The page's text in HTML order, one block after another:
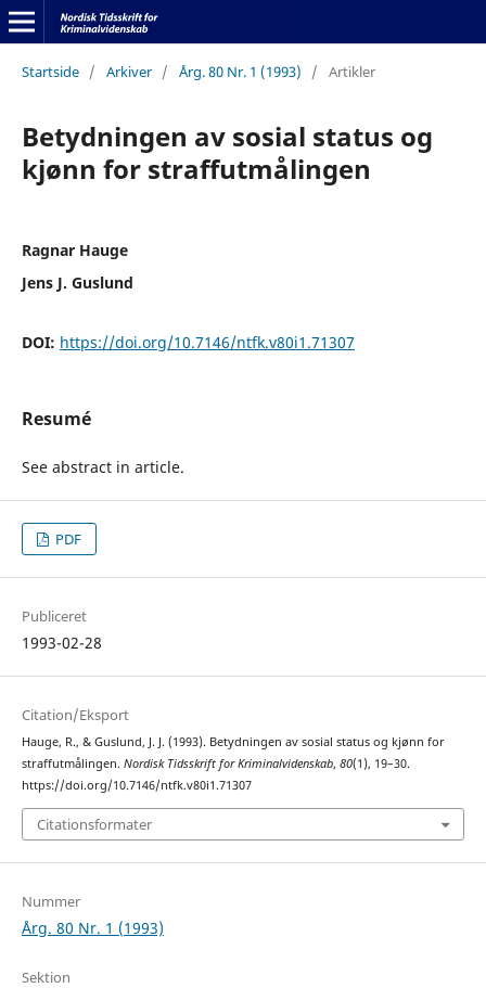
Startside / Arkiver / Årg. 80 Nr. 1 (1993) / Artikler
Betydningen av sosial status og
kjønn for straffutmålingen
Ragnar Hauge
Jens J. Guslund
DOI: https://doi.org/10.7146/ntfk.v80i1.71307
Resumé
See abstract in article.
PDF
Publiceret
1993-02-28
Citation/Eksport
Hauge, R., & Guslund, J. J. (1993). Betydningen av sosial status og kjønn for
straffutmålingen. Nordisk Tidsskrift for Kriminalvidenskab, 80(1), 19–30.
https://doi.org/10.7146/ntfk.v80i1.71307
Citationsformater
Nummer
Årg. 80 Nr. 1 (1993)
Sektion